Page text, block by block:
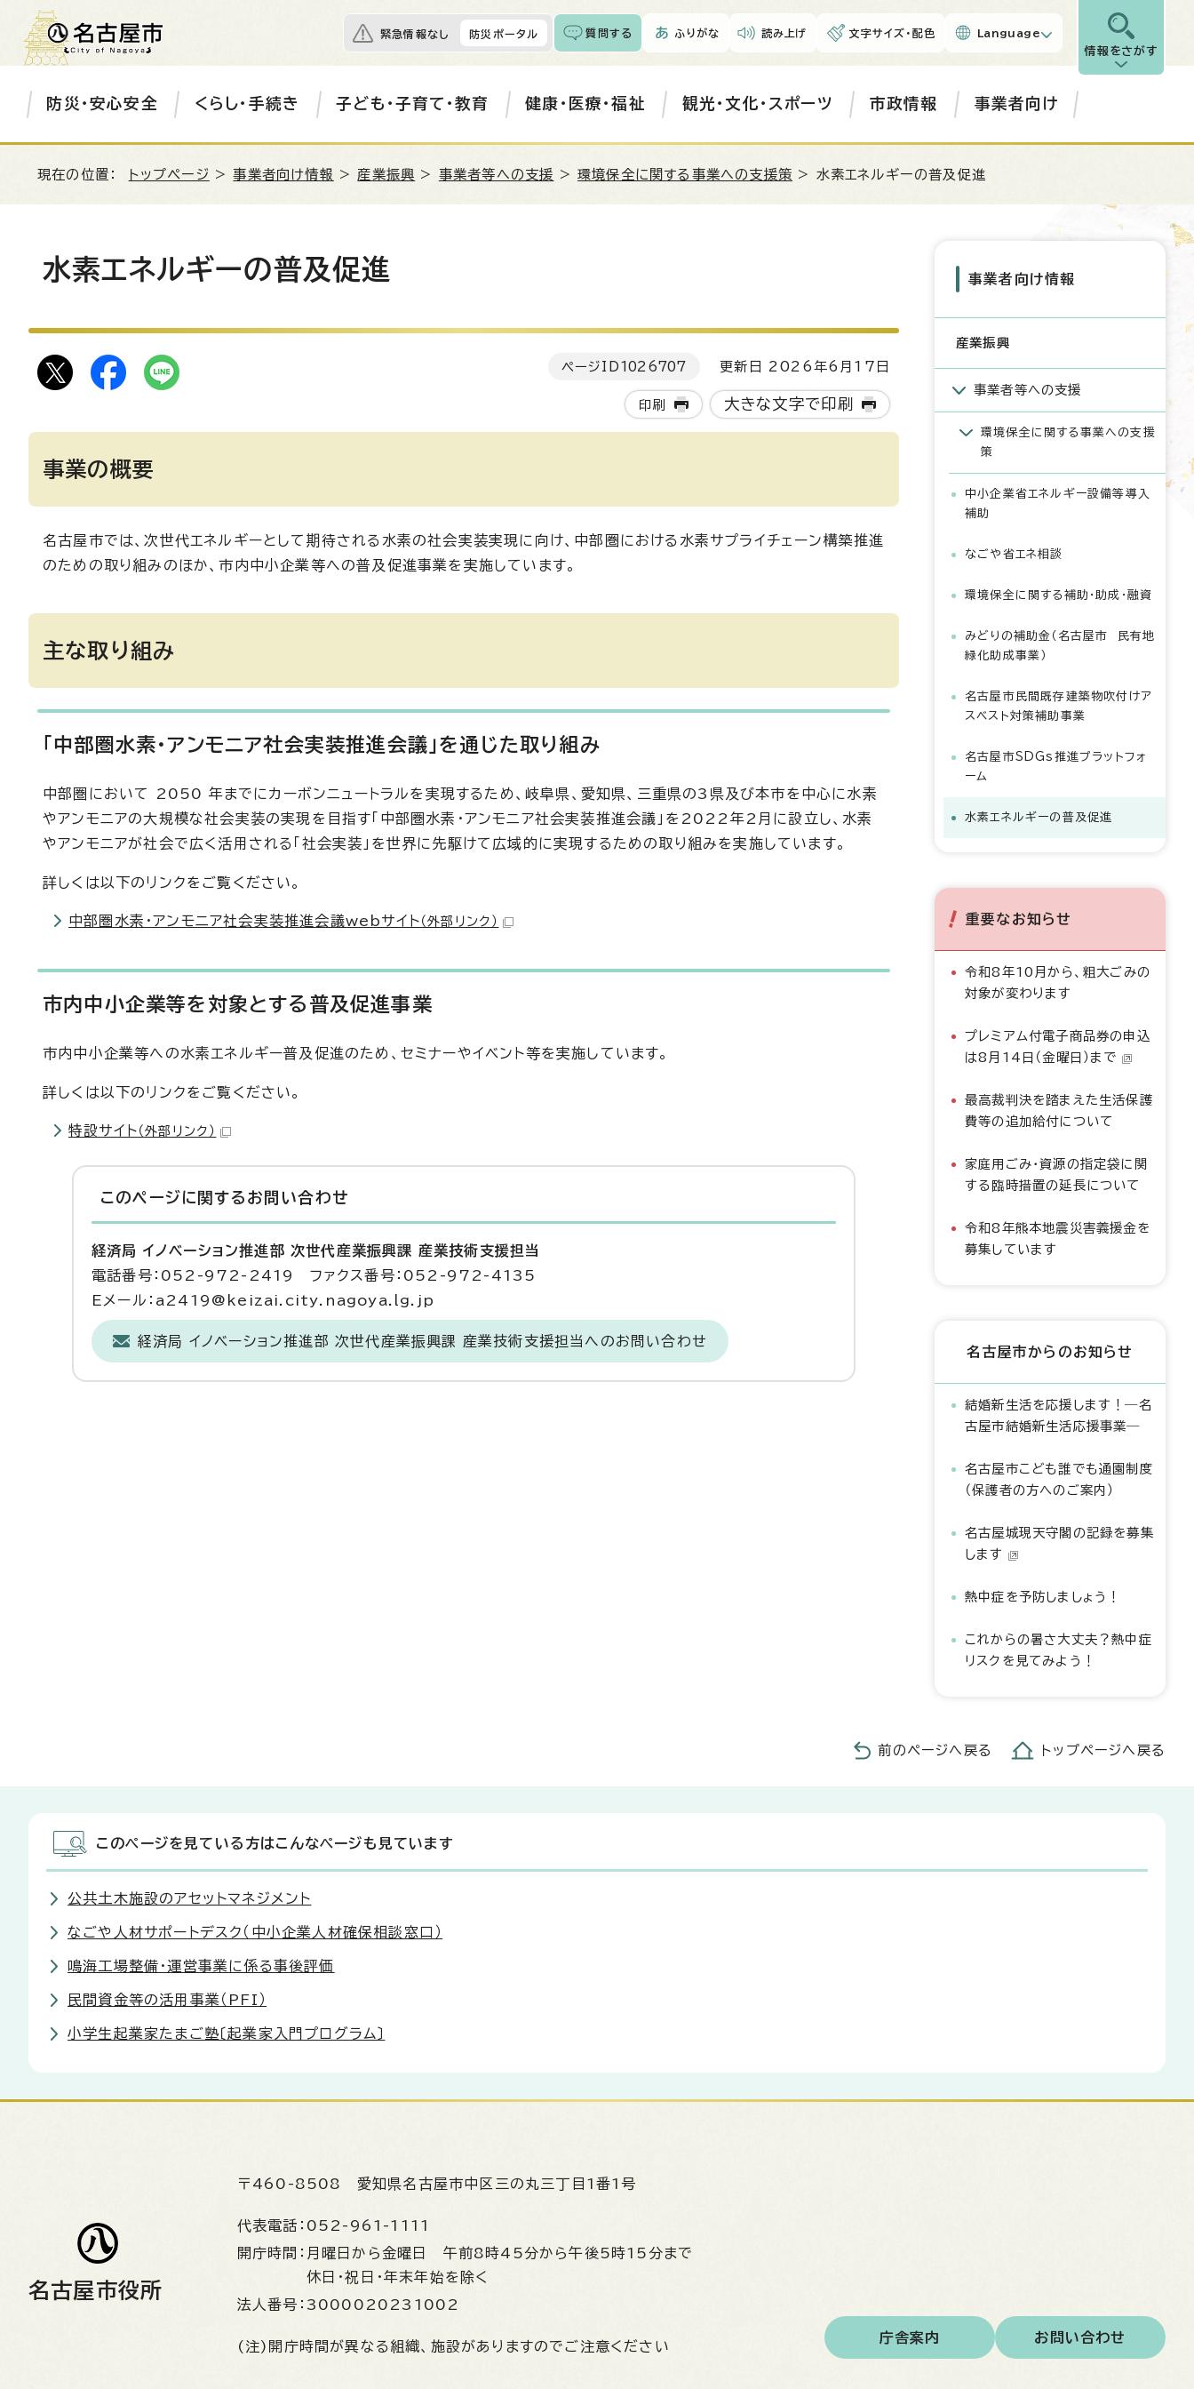
緊急情報なし 防災ポータル 質問する ふりがな 読み上げ 文字サイズ・配色 Language
情報をさがす
防災・安心安全 くらし・手続き 子ども・子育て・教育 健康・医療・福祉 観光・文化・スポーツ 市政情報 事業者向け
現在の位置： トップページ >事業者向け情報 > 産業振興 > 事業者等への支援 >環境保全に関する事業への支援策 > 水素エネルギーの普及促進
水素エネルギーの普及促進
ページID 1026707 更新日 2026年6月17日
印刷 大きな文字で印刷
事業の概要
名古屋市では、次世代エネルギーとして期待される水素の社会実装実現に向け、中部圏における水素サプライチェーン構築推進
のための取り組みのほか、市内中小企業等への普及促進事業を実施しています。
主な取り組み
「中部圏水素・アンモニア社会実装推進会議」を通じた取り組み
中部圏において 2050 年までにカーボンニュートラルを実現するため、岐阜県、愛知県、三重県の3県及び本市を中心に水素
やアンモニアの大規模な社会実装の実現を目指す「中部圏水素・アンモニア社会実装推進会議」を2022年2月に設立し、水素
やアンモニアが社会で広く活用される「社会実装」を世界に先駆けて広域的に実現するための取り組みを実施しています。
詳しくは以下のリンクをご覧ください。
中部圏水素・アンモニア社会実装推進会議webサイト （外部リンク）
市内中小企業等を対象とする普及促進事業
市内中小企業等への水素エネルギー普及促進のため、セミナーやイベント等を実施しています。
詳しくは以下のリンクをご覧ください。
特設サイト （外部リンク）
このページに関する お問い合わせ
経済局 イノベーション推進部 次世代産業振興課 産業技術支援担当
電話番号：052-972-2419 ファクス番号：052-972-4135
Eメール：a2419@keizai.city.nagoya.lg.jp
経済局 イノベーション推進部 次世代産業振興課 産業技術支援担当へのお問い合わせ
事業者向け情報
産業振興
事業者等への支援
環境保全に関する事業への支援
策
中小企業省エネルギー設備等導入
補助
なごや省エネ相談
環境保全に関する補助・助成・融資
みどりの補助金（名古屋市 民有地
緑化助成事業）
名古屋市民間既存建築物吹付けア
スベスト対策補助事業
名古屋市SDGs推進プラットフォ
ーム
水素エネルギーの普及促進
重要なお知らせ
令和8年10月から、粗大ごみの
対象が変わります
プレミアム付電子商品券の申込
は8月14日（金曜日）まで
最高裁判決を踏まえた生活保護
費等の追加給付について
家庭用ごみ・資源の指定袋に関
する臨時措置の延長について
令和8年熊本地震災害義援金を
募集しています
名古屋市からのお知らせ
結婚新生活を応援します！―名
古屋市結婚新生活応援事業―
名古屋市こども誰でも通園制度
（保護者の方へのご案内）
名古屋城現天守閣の記録を募集
します
熱中症を予防しましょう！
これからの暑さ大丈夫？熱中症
リスクを見てみよう！
前のページへ戻る トップページへ戻る
このページを見ている方はこんなページも見ています
公共土木施設のアセットマネジメント
なごや人材サポートデスク（中小企業人材確保相談窓口）
鳴海工場整備・運営事業に係る事後評価
民間資金等の活用事業（PFI）
小学生起業家たまご塾〔起業家入門プログラム〕
名古屋市役所
〒460-8508 愛知県名古屋市中区三の丸三丁目1番1号
代表電話： 052-961-1111
開庁時間： 月曜日から金曜日 午前8時45分から午後5時15分まで
休日・祝日・年末年始を除く
法人番号： 3000020231002
(注)開庁時間が異なる組織、施設がありますのでご注意ください
庁舎案内 お問い合わせ